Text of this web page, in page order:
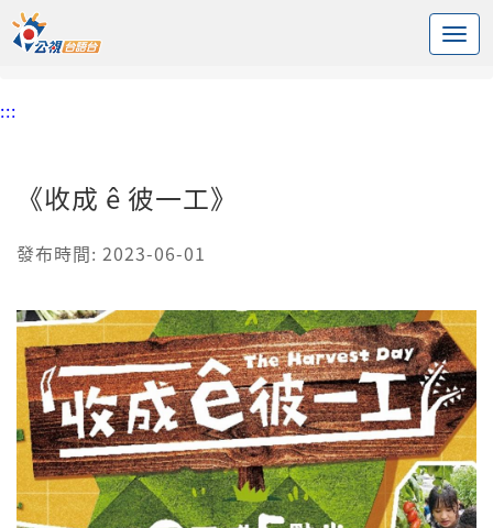
中央內容區塊
頭頁
:::
《收成 ê 彼一工》
發布時間: 2023-06-01